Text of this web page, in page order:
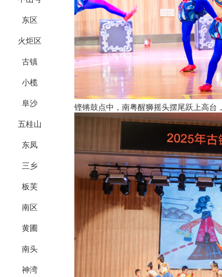
东区
火炬区
古镇
小榄
阜沙
五桂山
东凤
三乡
板芙
南区
黄圃
南头
神湾
铿锵鼓点中，南粤醒狮摇头摆尾跃上高